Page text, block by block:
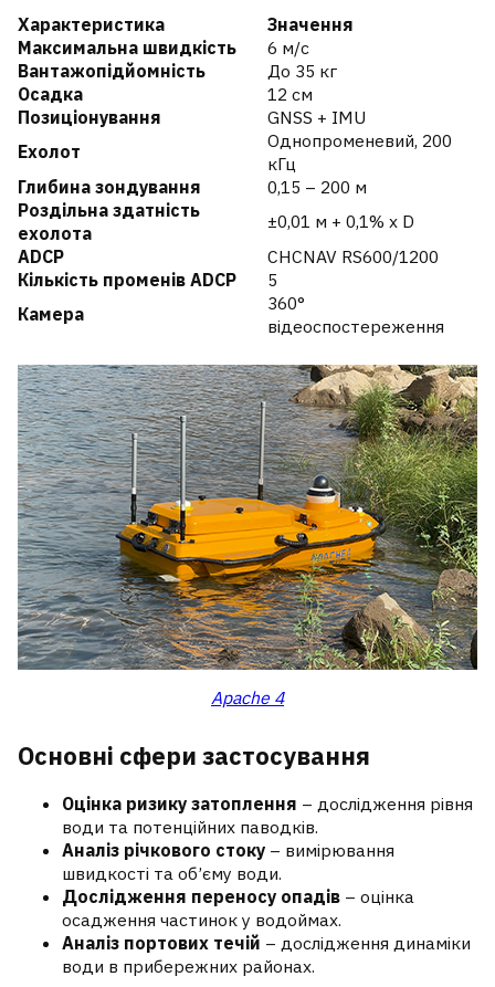
Характеристика
Значення
Максимальна швидкість
6 м/с
Вантажопідйомність
До 35 кг
Осадка
12 см
Позиціонування
GNSS + IMU
Ехолот
Однопроменевий, 200
кГц
Глибина зондування
0,15 – 200 м
Роздільна здатність
ехолота
±0,01 м + 0,1% x D
ADCP
CHCNAV RS600/1200
Кількість променів ADCP
5
Камера
360°
відеоспостереження
Apache 4
Основні сфери застосування
Оцінка ризику затоплення – дослідження рівня
води та потенційних паводків.
Аналіз річкового стоку– вимірювання
швидкості та об’єму води.
Дослідження переносу опадів– оцінка
осадження частинок у водоймах.
Аналіз портових течій – дослідження динаміки
води в прибережних районах.